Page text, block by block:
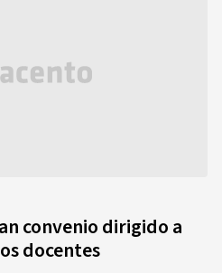
convenio dirigido a
docentes